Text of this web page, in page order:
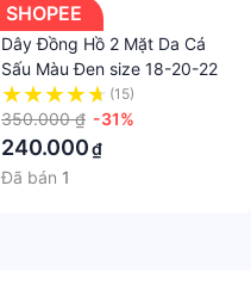
SHOPEE
Dây Đồng Hồ 2 Mặt Da Cá
Sấu Màu Đen size 18-20-22
(15)
350.000 ₫ -31%
240.000₫
Đã bán 1